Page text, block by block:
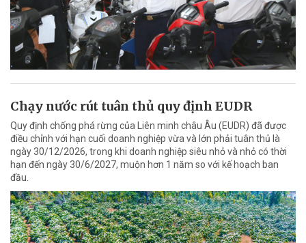
Chạy nước rút tuân thủ quy định EUDR
Quy định chống phá rừng của Liên minh châu Âu (EUDR) đã được
điều chỉnh với hạn cuối doanh nghiệp vừa và lớn phải tuân thủ là
ngày 30/12/2026, trong khi doanh nghiệp siêu nhỏ và nhỏ có thời
hạn đến ngày 30/6/2027, muộn hơn 1 năm so với kế hoạch ban
đầu.